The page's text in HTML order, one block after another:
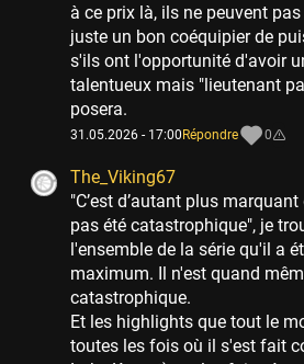
à ce prix là, ils ne peuvent
juste un bon coéquipier de
s'ils ont l'opportunité d'avoir
talentueux mais "lieutenant
posera.
31.05.2026 - 17:00Répondre 0
The_Viking67
"C’est d’autant plus
pas été catastrophique", je
l'ensemble de la série qu'il a
maximum. Il n'est quand
catastrophique.
Et les highlights que tout le
toutes les fois où il s'est fait